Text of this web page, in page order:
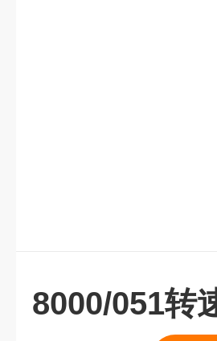
8000/051转